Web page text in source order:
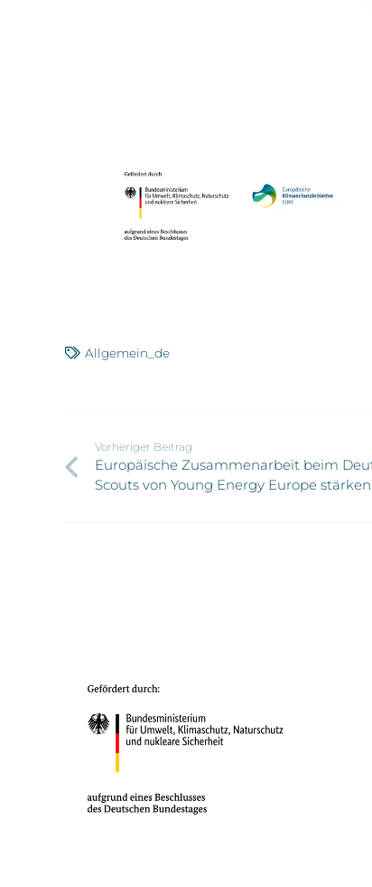
Allgemein_de
Vorheriger Beitrag
Europäische Zusammenarbeit beim
Scouts von Young Energy Europe